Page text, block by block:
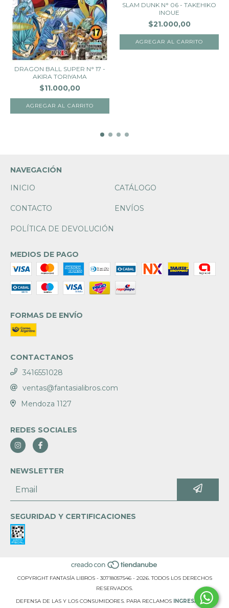
DRAGON BALL SUPER N° 17 -
AKIRA TORIYAMA
$11.000,00
SLAM DUNK N° 06 - TAKEHIKO
INOUE
$21.000,00
NAVEGACIÓN
INICIO
CATÁLOGO
CONTACTO ENVÍOS
POLÍTICA DE DEVOLUCIÓN
MEDIOS DE PAGO
FORMAS DE ENVÍO
CONTACTANOS
3416551028
ventas@fantasialibros.com
Mendoza 1127
REDES SOCIALES
NEWSLETTER
SEGURIDAD Y CERTIFICACIONES
COPYRIGHT FANTASÍA LIBROS - 30718057546 - 2026. TODOS LOS DERECHOS
RESERVADOS.
DEFENSA DE LAS Y LOS CONSUMIDORES. PARA RECLAMOS
INGRESÁ ACÁ.